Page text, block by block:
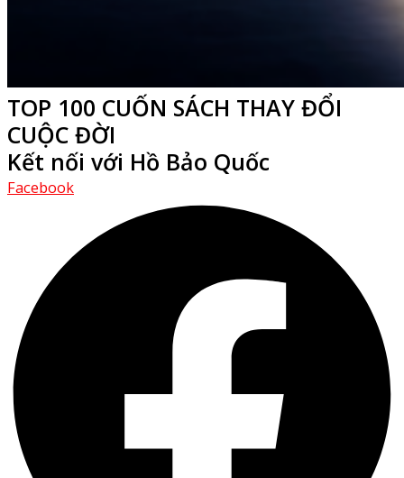
TOP 100 CUỐN SÁCH THAY ĐỔI
CUỘC ĐỜI
Kết nối với Hồ Bảo Quốc
Facebook